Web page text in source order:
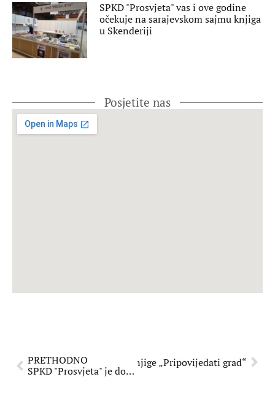
SPKD "Prosvjeta" vas i ove godine
očekuje na sarajevskom sajmu knjiga
u Skenderiji
Posjetite nas
PRETHODNO
SPKD "Prosvjeta" je dobila nagradu Sajma
Sarajevo održana promocija knjige „Pripovijedati grad“